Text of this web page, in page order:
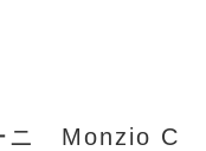
ニ Monzio C